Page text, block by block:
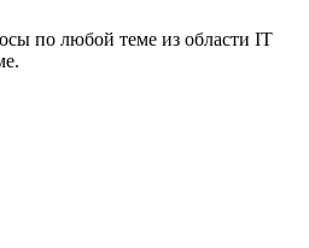
по любой теме из области IT